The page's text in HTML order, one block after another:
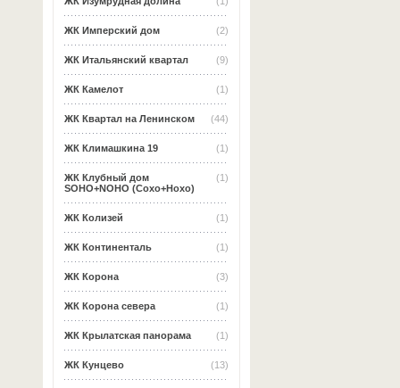
(2)
ЖК Имперский дом
(9)
ЖК Итальянский квартал
(1)
ЖК Камелот
(44)
ЖК Квартал на Ленинском
(1)
ЖК Климашкина 19
(1)
ЖК Клубный дом
SOHO+NOHO (Сохо+Нохо)
(1)
ЖК Колизей
(1)
ЖК Континенталь
(3)
ЖК Корона
(1)
ЖК Корона севера
(1)
ЖК Крылатская панорама
(13)
ЖК Кунцево